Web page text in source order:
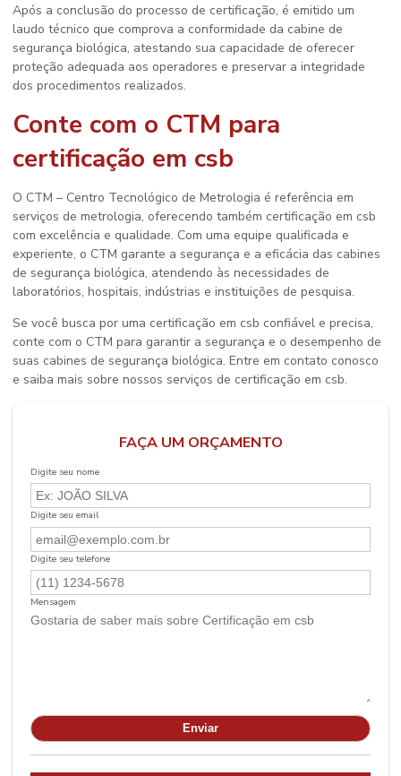
Após a conclusão do processo de certificação, é emitido um
laudo técnico que comprova a conformidade da cabine de
segurança biológica, atestando sua capacidade de oferecer
proteção adequada aos operadores e preservar a integridade
dos procedimentos realizados.
Conte com o CTM para
certificação em csb
O CTM – Centro Tecnológico de Metrologia é referência em
serviços de metrologia, oferecendo também certificação em csb
com excelência e qualidade. Com uma equipe qualificada e
experiente, o CTM garante a segurança e a eficácia das cabines
de segurança biológica, atendendo às necessidades de
laboratórios, hospitais, indústrias e instituições de pesquisa.
Se você busca por uma certificação em csb confiável e precisa,
conte com o CTM para garantir a segurança e o desempenho de
suas cabines de segurança biológica. Entre em contato conosco
e saiba mais sobre nossos serviços de certificação em csb.
FAÇA UM ORÇAMENTO
Digite seu nome
Digite seu email
Digite seu telefone
Mensagem